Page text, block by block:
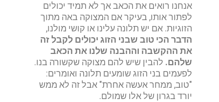
אנחנו רואים את הכאב אך לא תמיד יכולים
לפתור אותו, בעיקר אם המצוקה באה מתוך
הזוגיות. אם יש תלונה עלינו או קושי מולנו,
הדבר הכי טוב שבני הזוג יכולים לקבל זה
את ההקשבה וההבנה שלנו את הכאב
שלהם. להבין שיש להם מצוקה שקשורה בנו.
לפעמים בני הזוג שומעים תלונה ואומרים:
"טוב, ממחר אעשה אחרת" אבל זה לא ממש
יורד בגרון של אלו שמולם.